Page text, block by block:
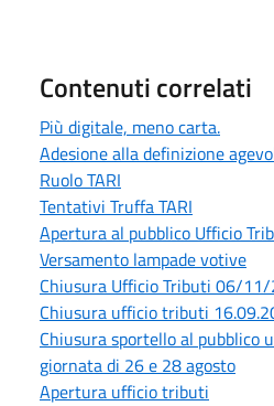
Contenuti correlati
Più digitale, meno carta.
Adesione alla definizione
Ruolo TARI
Tentativi Truffa TARI
Apertura al pubblico Ufficio
Versamento lampade votive
Chiusura Ufficio Tributi 06/
Chiusura ufficio tributi
Chiusura sportello al pubblico
giornata di 26 e 28 agosto
Apertura ufficio tributi